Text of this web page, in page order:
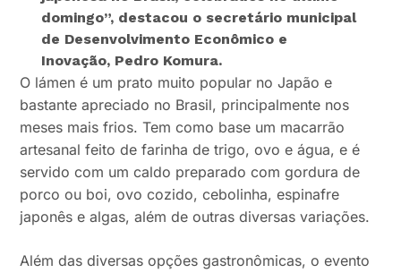
domingo”, destacou o secretário municipal
de Desenvolvimento Econômico e
Inovação, Pedro Komura.
O lámen é um prato muito popular no Japão e
bastante apreciado no Brasil, principalmente nos
meses mais frios. Tem como base um macarrão
artesanal feito de farinha de trigo, ovo e água, e é
servido com um caldo preparado com gordura de
porco ou boi, ovo cozido, cebolinha, espinafre
japonês e algas, além de outras diversas variações.
Além das diversas opções gastronômicas, o evento